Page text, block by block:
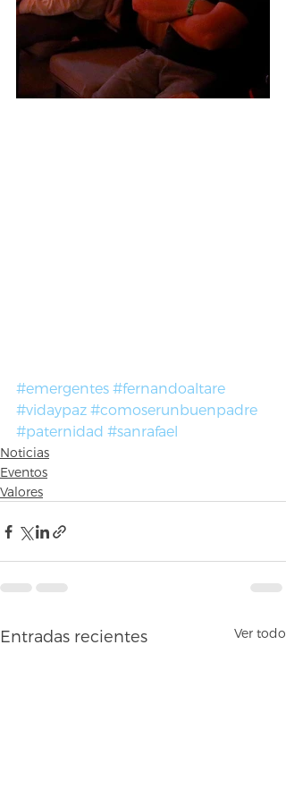
#emergentes #fernandoaltare
#vidaypaz #comoserunbuenpadre
#paternidad #sanrafael
Noticias
Eventos
Valores
Entradas recientes Ver todo